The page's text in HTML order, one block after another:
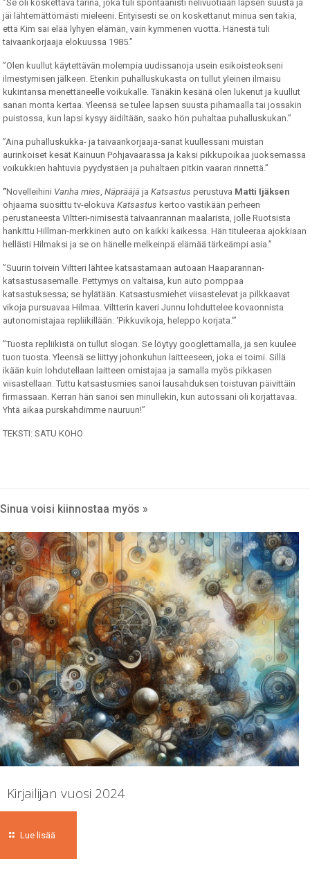
”Se oli koskettava tarina, joka tuli spontaanisti nelivuotiaan lapsen suusta ja
jäi lähtemättömästi mieleeni. Erityisesti se on koskettanut minua sen takia,
että Kim sai elää lyhyen elämän, vain kymmenen vuotta. Hänestä tuli
taivaankorjaaja elokuussa 1985.”
”Olen kuullut käytettävän molempia uudissanoja usein esikoisteokseni
ilmestymisen jälkeen. Etenkin puhalluskukasta on tullut yleinen ilmaisu
kukintansa menettäneelle voikukalle. Tänäkin kesänä olen lukenut ja kuullut
sanan monta kertaa. Yleensä se tulee lapsen suusta pihamaalla tai jossakin
puistossa, kun lapsi kysyy äidiltään, saako hön puhaltaa puhalluskukan.”
”Aina puhalluskukka- ja taivaankorjaaja-sanat kuullessani muistan
aurinkoiset kesät Kainuun Pohjavaarassa ja kaksi pikkupoikaa juoksemassa
voikukkien hahtuvia pyydystäen ja puhaltaen pitkin vaaran rinnettä.”
”Novelleihini Vanha mies,Näprääjä jaKatsastus perustuva Matti Ijäksen
ohjaama suosittu tv-elokuvaKatsastus kertoo vastikään perheen
perustaneesta Viltteri-nimisestä taivaanrannan maalarista, jolle Ruotsista
hankittu Hillman-merkkinen auto on kaikki kaikessa. Hän tituleeraa ajokkiaan
hellästi Hilmaksi ja se on hänelle melkeinpä elämää tärkeämpi asia.”
”Suurin toivein Viltteri lähtee katsastamaan autoaan Haaparannan-
katsastusasemalle. Pettymys on valtaisa, kun auto pomppaa
katsastuksessa; se hylätään. Katsastusmiehet viisastelevat ja pilkkaavat
vikoja pursuavaa Hilmaa. Viltterin kaveri Junnu lohduttelee kovaonnista
autonomistajaa repliikillään: ‘Pikkuvikoja, heleppo korjata.’”
”Tuosta repliikistä on tullut slogan. Se löytyy googlettamalla, ja sen kuulee
tuon tuosta. Yleensä se liittyy johonkuhun laitteeseen, joka ei toimi. Sillä
ikään kuin lohdutellaan laitteen omistajaa ja samalla myös pikkasen
viisastellaan. Tuttu katsastusmies sanoi lausahduksen toistuvan päivittäin
firmassaan. Kerran hän sanoi sen minullekin, kun autossani oli korjattavaa.
Yhtä aikaa purskahdimme nauruun!”
TEKSTI: SATU KOHO
Sinua voisi kiinnostaa myös »
Kirjailijan vuosi 2024
Lue lisää